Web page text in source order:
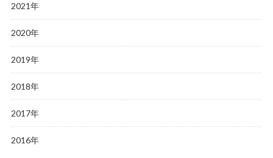
2021年
2020年
2019年
2018年
2017年
2016年